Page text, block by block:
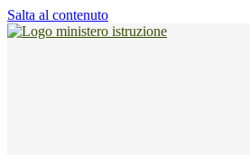
Salta al contenuto